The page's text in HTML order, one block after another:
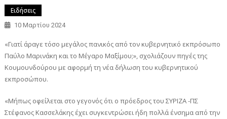
Ειδήσεις
10 Μαρτίου 2024
«Γιατί άραγε τόσο μεγάλος πανικός από τον κυβερνητικό εκπρόσωπο
Παύλο Μαρινάκη και το Μέγαρο Μαξίμου;», σχολιάζουν πηγές της
Κουμουνδούρου με αφορμή τη νέα δήλωση του κυβερνητικού
εκπροσώπου.
«Μήπως οφείλεται στο γεγονός ότι ο πρόεδρος του ΣΥΡΙΖΑ -ΠΣ
Στέφανος Κασσελάκης έχει συγκεντρώσει ήδη πολλά ένσημα από την